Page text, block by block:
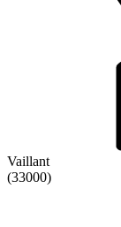
Vaillant
(33000)